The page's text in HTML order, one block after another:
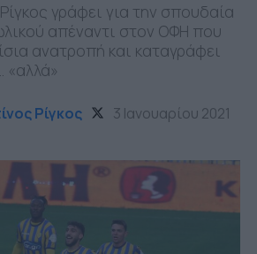
γράφει για την σπουδαία
απέναντι στον ΟΦΗ που
ανατροπή και καταγράφει
«αλλά»
Ρίγκος 3 Ιανουαρίου 2021